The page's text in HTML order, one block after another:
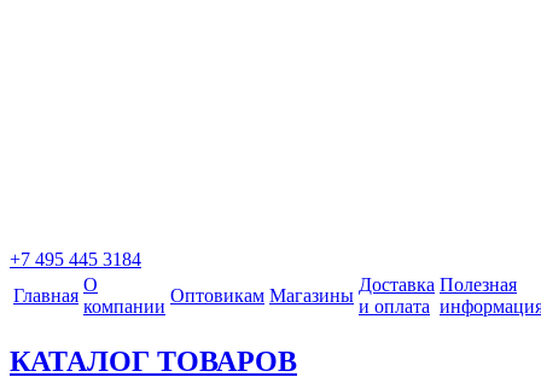
+7 495 445 3184
Главная
О
компании
Оптовикам Магазины
Доставка
и оплата
Полезная
КАТАЛОГ ТОВАРОВ